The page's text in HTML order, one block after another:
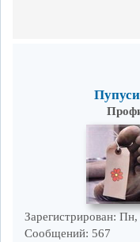
Зарегистрирован: Пн,
Сообщений: 567